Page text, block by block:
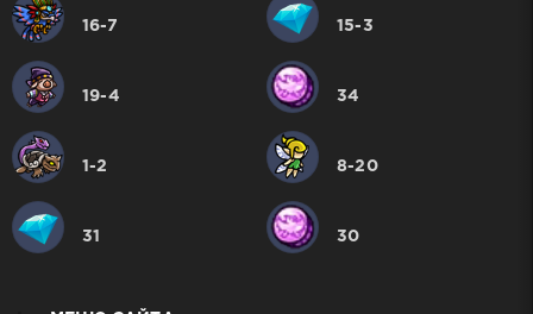
16-7 15-3
19-4 34
1-2 8-20
31 30